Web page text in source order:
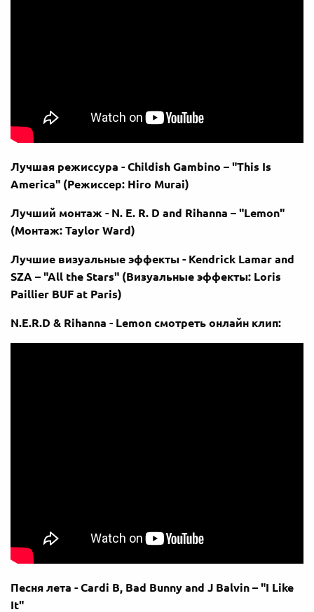
Лучшая режиссура - Childish Gambino – "This Is
America" (Режиссер: Hiro Murai)
Лучший монтаж - N. E. R. D and Rihanna – "Lemon"
(Монтаж: Taylor Ward)
Лучшие визуальные эффекты - Kendrick Lamar and
SZA – "All the Stars" (Визуальные эффекты: Loris
Paillier BUF at Paris)
N.E.R.D & Rihanna - Lemon смотреть онлайн клип:
Песня лета - Cardi B, Bad Bunny and J Balvin – "I Like
It"